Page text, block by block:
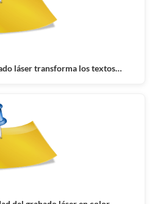
láser transforma los textos…